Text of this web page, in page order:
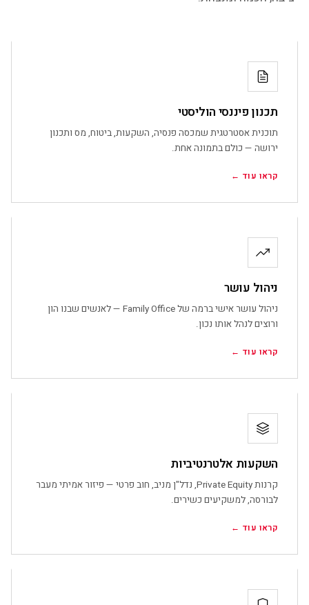
תכנון פיננסי הוליסטי
תוכנית אסטרטגית שמכסה פנסיה, השקעות, ביטוח, מס ותכנון
ירושה — כולם בתמונה אחת.
קראו עוד ←
ניהול עושר
ניהול עושר אישי ברמה שלFamily Office — לאנשים שבנו הון
ורוצים לנהל אותו נכון.
קראו עוד ←
השקעות אלטרנטיביות
קרנותPrivate Equity, נדל"ן מניב, חוב פרטי — פיזור אמיתי מעבר
לבורסה, למשקיעים כשירים.
קראו עוד ←